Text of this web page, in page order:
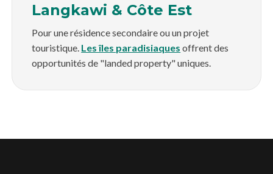
Langkawi & Côte Est
Pour une résidence secondaire ou un projet
touristique. Les îles paradisiaques offrent des
opportunités de "landed property" uniques.